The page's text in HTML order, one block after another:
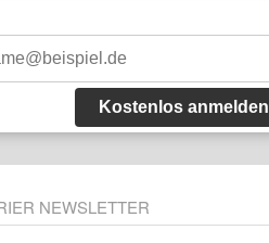
Kostenlos anmelden
NEWSLETTER